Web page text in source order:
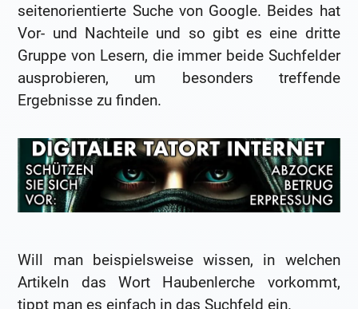
seitenorientierte Suche von Google. Beides hat
Vor- und Nachteile und so gibt es eine dritte
Gruppe von Lesern, die immer beide Suchfelder
ausprobieren, um besonders treffende
Ergebnisse zu finden.
Will man beispielsweise wissen, in welchen
Artikeln das Wort Haubenlerche vorkommt,
tippt man es einfach in das Suchfeld ein.